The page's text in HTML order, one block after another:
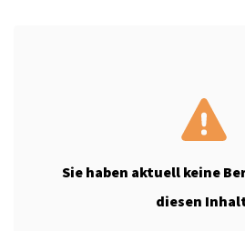
Sie haben aktuell keine
diesen